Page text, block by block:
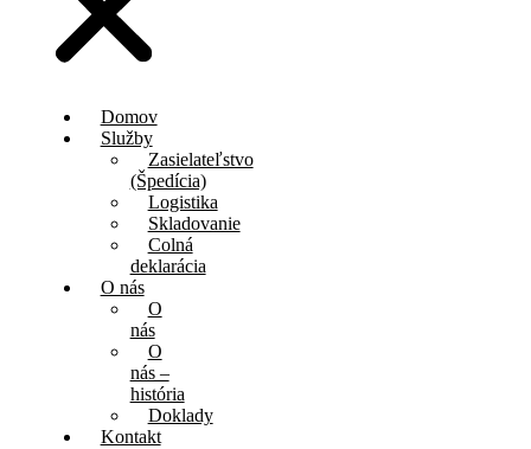
Domov
Služby
Zasielateľstvo
(Špedícia)
Logistika
Skladovanie
Colná
deklarácia
O nás
O
nás
O
nás –
história
Doklady
Kontakt